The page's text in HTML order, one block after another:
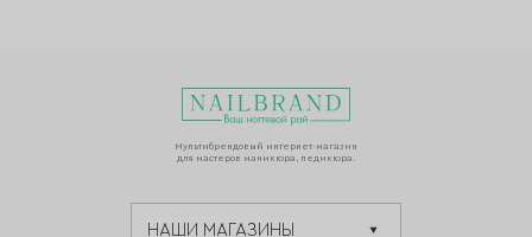
Мультибрендовый интернет-магазин
для мастеров маникюра, педикюра.